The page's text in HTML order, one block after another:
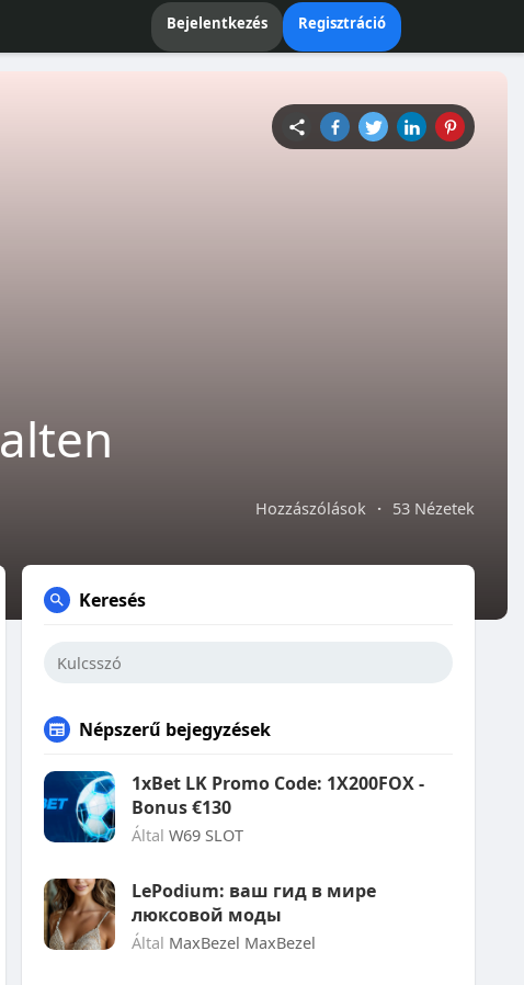
Bejelentkezés Regisztráció
Hozzászólások · 53 Nézetek
Keresés
Népszerű bejegyzések
1xBet LK Promo Code: 1X200FOX -
Bonus €130
Által W69 SLOT
LePodium: ваш гид в мире
люксовой моды
Által MaxBezel MaxBezel